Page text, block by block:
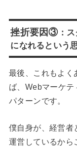
挫折要因③：
になれるという
最後、これもよく
ば、Webマーケテ
パターンです。
僕自身が、経営者
運営しているから